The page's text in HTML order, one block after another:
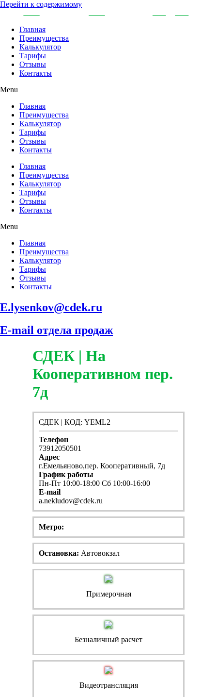
Перейти к содержимому
Главная
Преимущества
Калькулятор
Тарифы
Отзывы
Контакты
Menu
Главная
Преимущества
Калькулятор
Тарифы
Отзывы
Контакты
Главная
Преимущества
Калькулятор
Тарифы
Отзывы
Контакты
Menu
Главная
Преимущества
Калькулятор
Тарифы
Отзывы
Контакты
E.lysenkov@cdek.ru
E-mail отдела продаж
СДЕК | На
Кооперативном пер.
7д
СДЕК | КОД: YEML2
Телефон
73912050501
Адрес
г.Емельяново,пер. Кооперативный, 7д
График работы
Пн-Пт 10:00-18:00 Сб 10:00-16:00
E-mail
a.nekludov@cdek.ru
Метро:
Остановка: Автовокзал
Примерочная
Безналичный расчет
Видеотрансляция